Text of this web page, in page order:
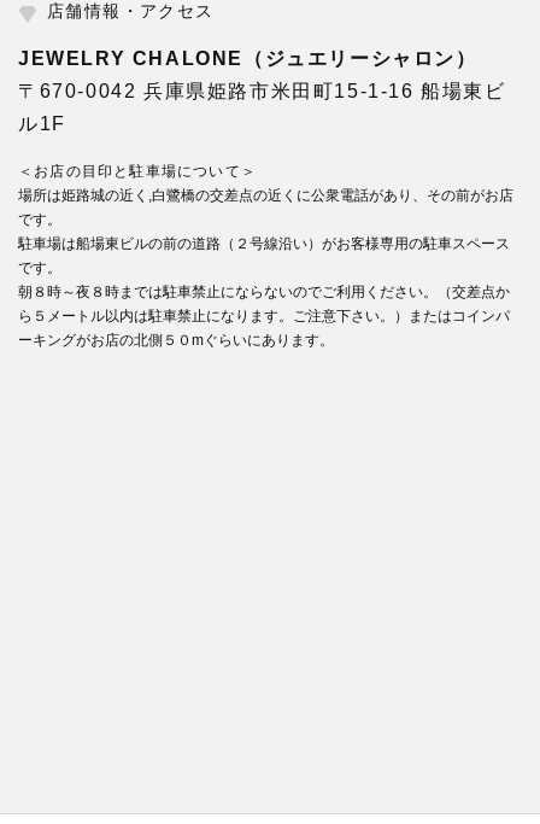
店舗情報・アクセス
JEWELRY CHALONE（ジュエリーシャロン）
〒670-0042 兵庫県姫路市米田町15-1-16 船場東ビ
ル1F
＜お店の目印と駐車場について＞
場所は姫路城の近く,白鷺橋の交差点の近くに公衆電話があり、その前がお店
です。
駐車場は船場東ビルの前の道路（２号線沿い）がお客様専用の駐車スペース
です。
朝８時～夜８時までは駐車禁止にならないのでご利用ください。（交差点か
ら５メートル以内は駐車禁止になります。ご注意下さい。）またはコインパ
ーキングがお店の北側５０mぐらいにあります。